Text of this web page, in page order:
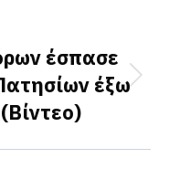
έσπασε
έξω